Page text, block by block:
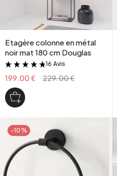
Etagère colonne en métal
noir mat 180 cm Douglas
&
16 Avis
199.00 € 229.00 €
-10%